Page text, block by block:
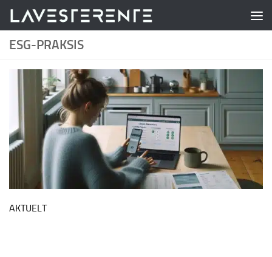
Skip to content
ESG-PRAKSIS
AKTUELT